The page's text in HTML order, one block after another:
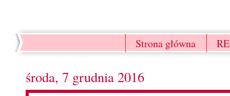
Strona główna
środa, 7 grudnia 2016